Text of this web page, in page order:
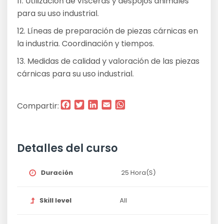
para su uso industrial.
12. Líneas de preparación de piezas cárnicas en
la industria. Coordinación y tiempos.
13. Medidas de calidad y valoración de las piezas
cárnicas para su uso industrial.
Compartir: Facebook
TwitterLinkedIn
Email
Detalles del curso
Duración 25 Hora(s)
Skill level All